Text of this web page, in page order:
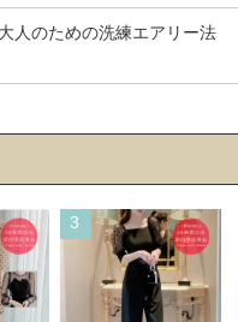
人のための洗練エアリー法
3